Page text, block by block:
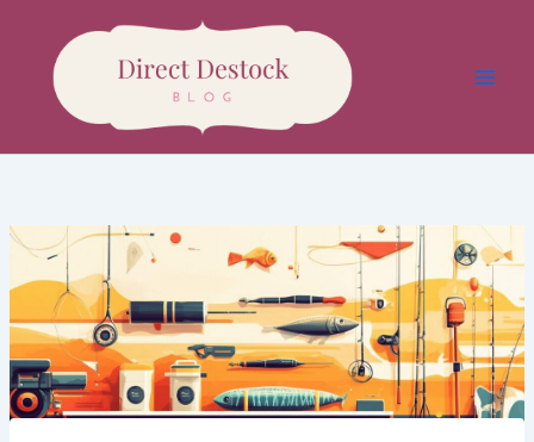
contenu